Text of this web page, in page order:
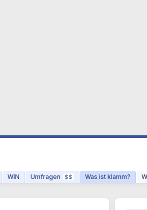
WIN Umfragen $$ Was ist klamm?